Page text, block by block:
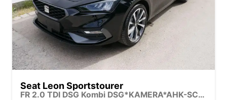
Seat Leon Sportstourer
FR 2.0 TDI DSG Kombi DSG*KAMERA*AHK-SCHWENKBAR*NAVI*TEMPOMAT*WINTERPAKET*